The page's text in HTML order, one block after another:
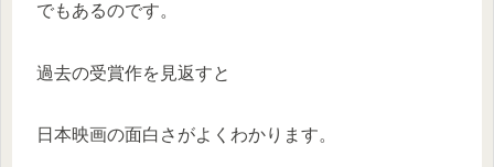
でもあるのです。
過去の受賞作を見返すと
日本映画の面白さがよくわかります。